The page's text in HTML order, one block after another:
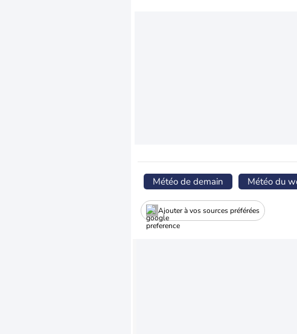
Météo de demain Météo du
Ajouter à vos sources préférées